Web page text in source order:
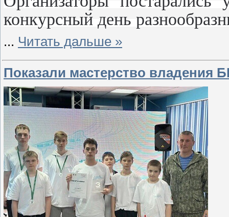
конкурсный день
... Читать дальше »
Показали мастерство владения